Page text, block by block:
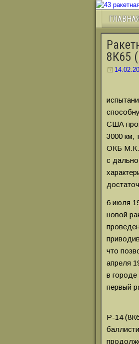
8К65
США
3000 км,
ОКБ М.К.
с
6 июля
новой
что
апреля
в
первый
Р-14